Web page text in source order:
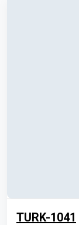
TURK-1041